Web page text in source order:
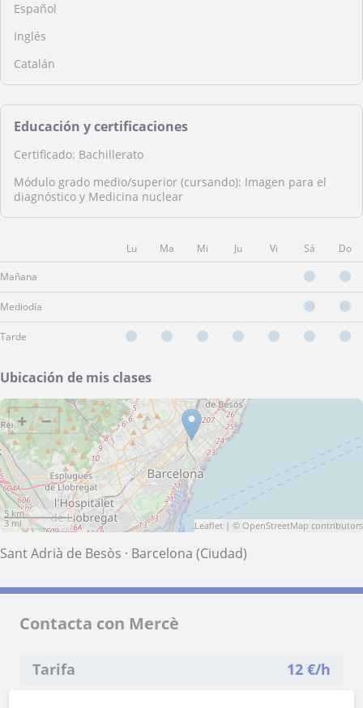
Español
Inglés
Catalán
Educación y certificaciones
Certificado: Bachillerato
Módulo grado medio/superior (cursando): Imagen para el
diagnóstico y Medicina nuclear
Lu Ma Mi Ju Vi Sá Do
Mañana
Mediodía
Tarde
Ubicación de mis clases
+ −
5 km
3 mi
Leaflet | © OpenStreetMap contributors
Sant Adrià de Besòs · Barcelona (Ciudad)
Contacta con Mercè
Tarifa 12 €/h